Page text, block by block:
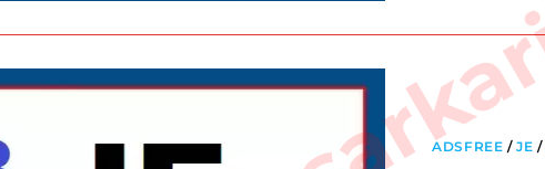
ADSFREE /JE